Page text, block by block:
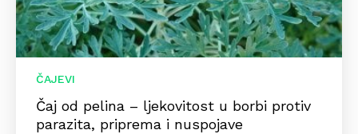
ČAJEVI
Čaj od pelina – ljekovitost u borbi protiv
parazita, priprema i nuspojave